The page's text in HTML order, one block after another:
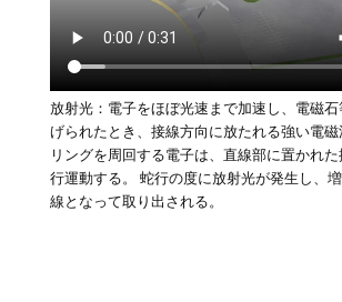
放射光：電子をほぼ光速まで加速し、電磁
げられたとき、接線方向に放たれる強い電
リングを周回する電子は、直線部に置かれ
行運動する。 蛇行の度に放射光が発生し、
線となって取り出される。